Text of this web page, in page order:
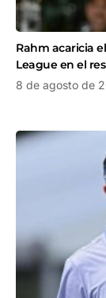
Rahm acaricia
League en el
8 de agosto de